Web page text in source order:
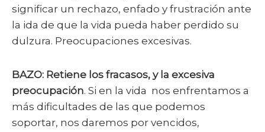
significar un rechazo, enfado y frustración ante
la ida de que la vida pueda haber perdido su
dulzura. Preocupaciones excesivas.
BAZO: Retiene los fracasos, y la excesiva
preocupación. Si en la vida nos enfrentamos a
más dificultades de las que podemos
soportar, nos daremos por vencidos,